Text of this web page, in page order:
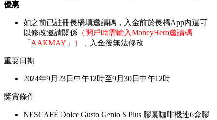
優惠
如之前已註冊長橋填邀請碼，入金前於長橋App內還可
以修改邀請關係 （開戶時需輸入MoneyHero邀請碼
「AAKMAY」）
，入金後無法修改
重要日期
2024年9月23日中午12時至9月30日中午12時
獎賞條件
NESCAFÉ Dolce Gusto Genio S Plus 膠囊咖啡機連6盒膠